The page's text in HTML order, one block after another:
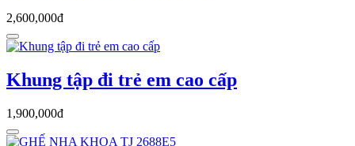
2,600,000đ
Khung tập đi trẻ em cao cấp
1,900,000đ